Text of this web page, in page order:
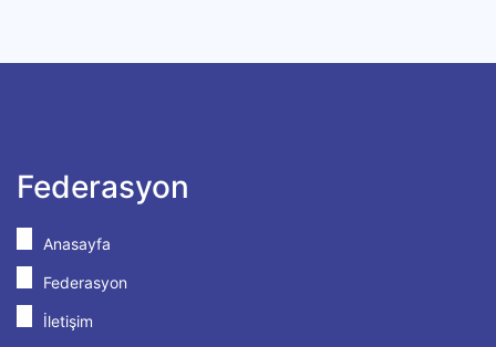
Federasyon
Anasayfa
Federasyon
İletişim